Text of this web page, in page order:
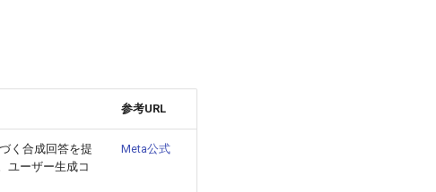
参考URL
く合成回答を提
ユーザー生成コ
Meta公式